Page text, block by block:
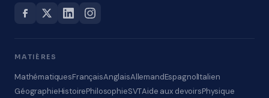
MATIÈRES
MathématiquesFrançaisAnglaisAllemandEspagnolItalien
GéographieHistoirePhilosophieSVTAide aux devoirsPhysique